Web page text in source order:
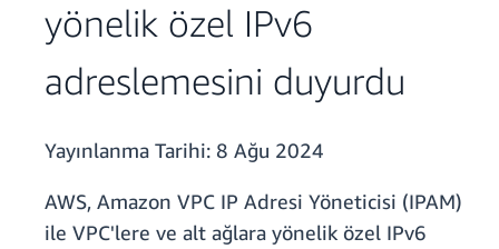
yönelik özel IPv6
adreslemesini duyurdu
Yayınlanma Tarihi: 8 Ağu 2024
AWS, Amazon VPC IP Adresi Yöneticisi (IPAM)
ile VPC'lere ve alt ağlara yönelik özel IPv6